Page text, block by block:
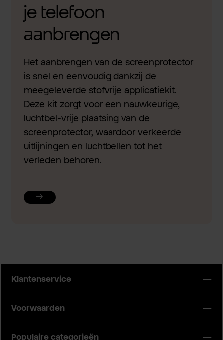
je telefoon
aanbrengen
Het aanbrengen van de screenprotector
is snel en eenvoudig dankzij de
meegeleverde stofvrije applicatiekit.
Deze kit zorgt voor een nauwkeurige,
luchtbel-vrije plaatsing van de
screenprotector, waardoor verkeerde
uitlijningen en luchtbellen tot het
verleden behoren.
Klantenservice
Voorwaarden
Populaire categorieën